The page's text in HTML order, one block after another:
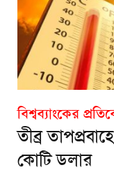
বিশ্বব্যাংকের
তীব্র
কোটি ডলার